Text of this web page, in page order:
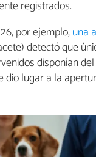
registrados.
por ejemplo,una
detectó que
disponían
dio lugar a la